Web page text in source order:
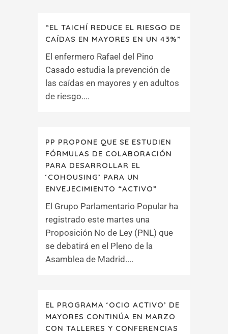
“EL TAICHÍ REDUCE EL RIESGO DE
CAÍDAS EN MAYORES EN UN 43%”
El enfermero Rafael del Pino
Casado estudia la prevención de
las caídas en mayores y en adultos
de riesgo....
PP PROPONE QUE SE ESTUDIEN
FÓRMULAS DE COLABORACIÓN
PARA DESARROLLAR EL
‘COHOUSING’ PARA UN
ENVEJECIMIENTO “ACTIVO”
El Grupo Parlamentario Popular ha
registrado este martes una
Proposición No de Ley (PNL) que
se debatirá en el Pleno de la
Asamblea de Madrid....
EL PROGRAMA ‘OCIO ACTIVO’ DE
MAYORES CONTINÚA EN MARZO
CON TALLERES Y CONFERENCIAS